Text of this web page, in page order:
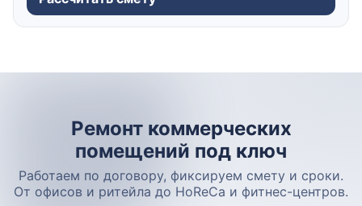
Ремонт коммерческих
помещений под ключ
Работаем по договору, фиксируем смету и сроки.
От офисов и ритейла до HoReCa и фитнес-центров.